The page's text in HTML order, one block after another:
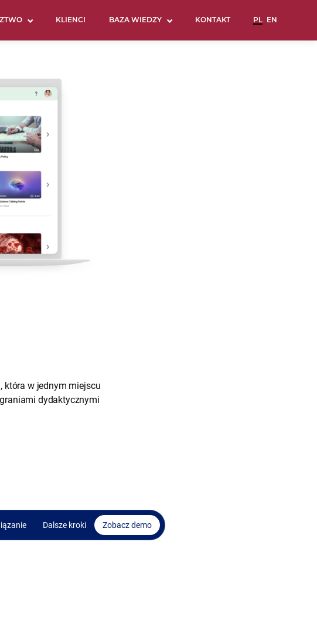
KLIENCI BAZA WIEDZY KONTAKT
która w jednym miejscu
dydaktycznymi
Dalsze kroki Zobacz demo